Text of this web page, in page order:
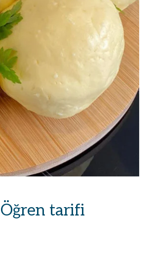
Öğren tarifi